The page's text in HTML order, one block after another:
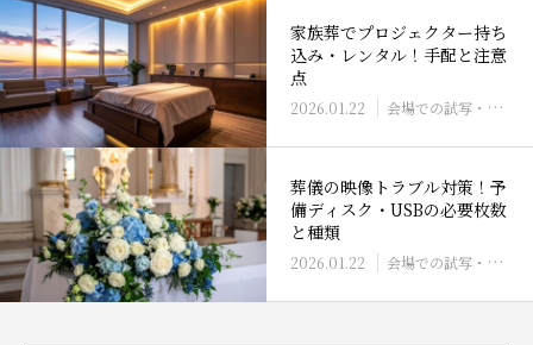
家族葬でプロジェクター持ち
込み・レンタル！手配と注意
点
2026.01.22 会場での試写・再生確認
葬儀の映像トラブル対策！予
備ディスク・USBの必要枚数
と種類
2026.01.22 会場での試写・再生確認